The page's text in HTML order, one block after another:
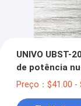
UNIVO UBST-
de potência
Preço：$41.00